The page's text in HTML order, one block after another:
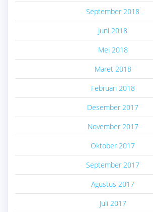
September 2018
Juni 2018
Mei 2018
Maret 2018
Februari 2018
Desember 2017
November 2017
Oktober 2017
September 2017
Agustus 2017
Juli 2017